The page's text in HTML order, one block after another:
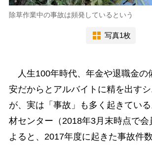
除草作業中の事故は頻発しているという
写真1枚
人生100年時代、年金や退職金の
安だからとアルバイトに精を出す
が、実は「事故」も多く起きてい
材センター（2018年3月末時点で会
よると、2017年度に起きた事故件